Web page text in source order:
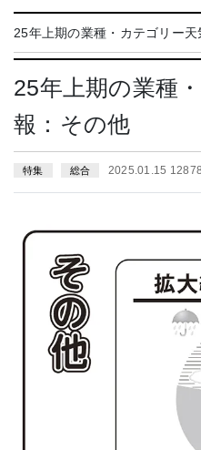
25年上期の業種・カテゴリー天
25年上期の業種
報：その他
特集 総合 2025.01.15